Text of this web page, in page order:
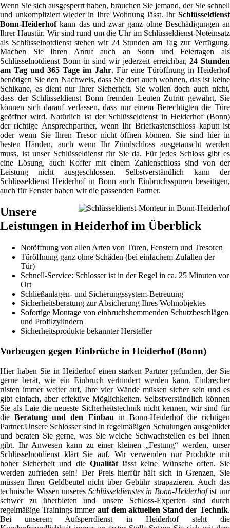
Wenn Sie sich ausgesperrt haben, brauchen Sie jemand, der Sie schnell
und unkompliziert wieder in Ihre Wohnung lässt. Ihr Schlüsseldienst
Bonn-Heiderhofkann das und zwar ganz ohne Beschädigungen an
Ihrer Haustür. Wir sind rund um die Uhr im Schlüsseldienst-Noteinsatz
als Schlüsselnotdienst stehen wir 24 Stunden am Tag zur Verfügung.
Machen Sie Ihren Anruf auch an Sonn und Feiertagen als
Schlüsselnotdienst Bonn in sind wir jederzeit erreichbar,24 Stunden
am Tag und 365 Tage im Jahr. Für eine Türöffnung in Heiderhof
benötigen Sie den Nachweis, dass Sie dort auch wohnen, das ist keine
Schikane, es dient nur Ihrer Sicherheit. Sie wollen doch auch nicht,
dass der Schlüsseldienst Bonn fremden Leuten Zutritt gewährt, Sie
können sich darauf verlassen, dass nur einem Berechtigten die Türe
geöffnet wird. Natürlich ist der Schlüsseldienst in Heiderhof (Bonn)
der richtige Ansprechpartner, wenn Ihr Briefkastenschloss kaputt ist
oder wenn Sie Ihren Tresor nicht öffnen können. Sie sind hier in
besten Händen, auch wenn Ihr Zündschloss ausgetauscht werden
muss, ist unser Schlüsseldienst für Sie da. Für jedes Schloss gibt es
eine Lösung, auch Koffer mit einem Zahlenschloss sind von der
Leistung nicht ausgeschlossen. Selbstverständlich kann der
Schlüsseldienst Heiderhof in Bonn auch Einbruchsspuren beseitigen,
auch für Fenster haben wir die passenden Partner.
Unsere
Leistungen in Heiderhof im Überblick
Notöffnung von allen Arten von Türen, Fenstern und Tresoren
Türöffnung ganz ohne Schäden (bei einfachem Zufallen der
Tür)
Schnell-Service: Schlosser ist in der Regel in ca. 25 Minuten vor
Ort
Schließanlagen- und Sicherungssystem-Betreuung
Sicherheitsberatung zur Absicherung Ihres Wohnobjektes
Sofortige Montage von einbruchshemmenden Schutzbeschlägen
und Profilzylindern
Sicherheitsprodukte bekannter Hersteller
Vorbeugen gegen Einbrüche in Heiderhof (Bonn)
Hier haben Sie in Heiderhof einen starken Partner gefunden, der Sie
gerne berät, wie ein Einbruch verhindert werden kann. Einbrecher
rüsten immer weiter auf, Ihre vier Wände müssen sicher sein und es
gibt einfach, aber effektive Möglichkeiten. Selbstverständlich können
Sie als Laie die neueste Sicherheitstechnik nicht kennen, wir sind für
dieBeratung und den Einbau in Bonn-Heiderhof die richtigen
Partner.Unsere Schlosser sind in regelmäßigen Schulungen ausgebildet
und beraten Sie gerne, was Sie welche Schwachstellen es bei Ihnen
gibt. Ihr Anwesen kann zu einer kleinen „Festung“ werden, unser
Schlüsselnotdienst klärt Sie auf. Wir verwenden nur Produkte mit
hoher Sicherheit und die Qualitätlässt keine Wünsche offen. Sie
werden zufrieden sein! Der Preis hierfür hält sich in Grenzen, Sie
müssen Ihren Geldbeutel nicht über Gebühr strapazieren. Auch das
technische Wissen unseres Schlüsseldienstes in Bonn-Heiderhofist nur
schwer zu überbieten und unsere Schloss-Experten sind durch
regelmäßige Trainings immer auf dem aktuellen Stand der Technik.
Bei unserem Aufsperrdienst in Heiderhof steht die